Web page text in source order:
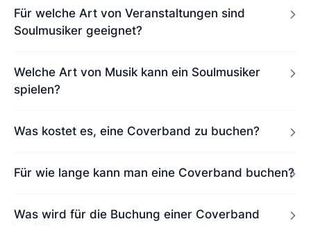
Für welche Art von Veranstaltungen sind
Soulmusiker geeignet?
Welche Art von Musik kann ein Soulmusiker
spielen?
Was kostet es, eine Coverband zu buchen?
Für wie lange kann man eine Coverband buchen?
Was wird für die Buchung einer Coverband